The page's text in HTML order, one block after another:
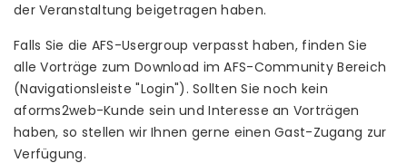
der Veranstaltung beigetragen haben.
Falls Sie die AFS-Usergroup verpasst haben, finden Sie
alle Vorträge zum Download im AFS-Community Bereich
(Navigationsleiste "Login"). Sollten Sie noch kein
aforms2web-Kunde sein und Interesse an Vorträgen
haben, so stellen wir Ihnen gerne einen Gast-Zugang zur
Verfügung.